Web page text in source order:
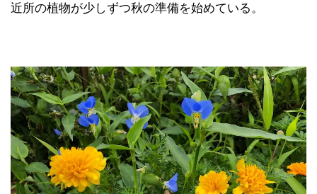
近所の植物が少しずつ秋の準備を始めている。